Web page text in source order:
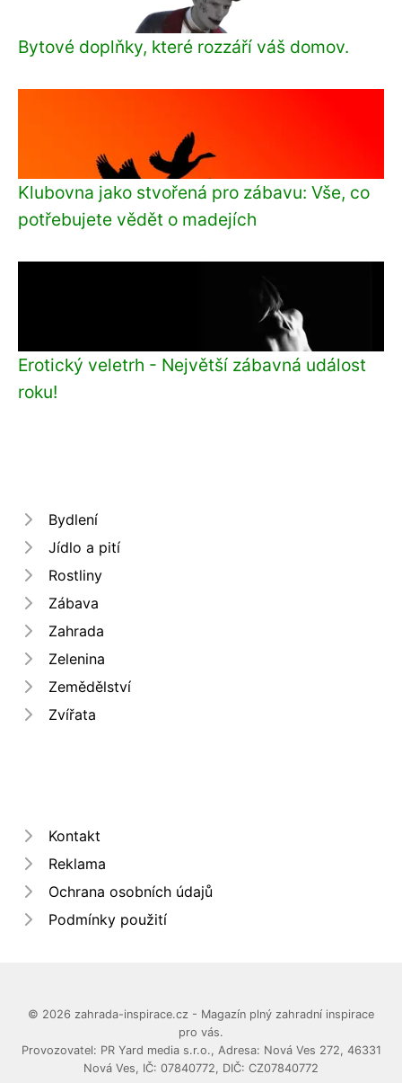
Bytové doplňky, které rozzáří váš domov.
Klubovna jako stvořená pro zábavu: Vše, co
potřebujete vědět o madejích
Erotický veletrh - Největší zábavná událost
roku!
Bydlení
Jídlo a pití
Rostliny
Zábava
Zahrada
Zelenina
Zemědělství
Zvířata
Kontakt
Reklama
Ochrana osobních údajů
Podmínky použití
© 2026 zahrada-inspirace.cz - Magazín plný zahradní inspirace
pro vás.
Provozovatel: PR Yard media s.r.o., Adresa: Nová Ves 272, 46331
Nová Ves, IČ: 07840772, DIČ: CZ07840772